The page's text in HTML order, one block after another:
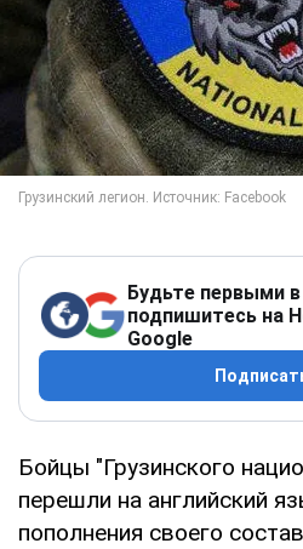
Будьте первыми в
подпишитесь на
Google
Бойцы "Грузинского
перешли на английский
пополнения своего